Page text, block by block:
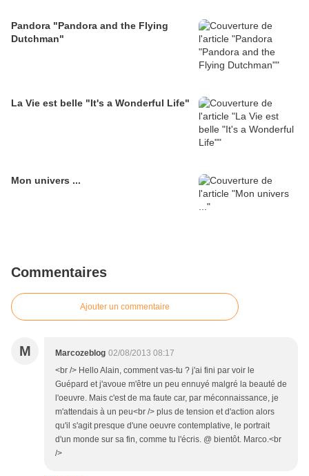
Pandora "Pandora and the Flying
Dutchman"
La Vie est belle "It's a Wonderful Life"
Mon univers ...
Commentaires
Ajouter un commentaire
M Marcozeblog 02/08/2013 08:17
<br /> Hello Alain, comment vas-tu ? j'ai fini par voir le
Guépard et j'avoue m'être un peu ennuyé malgré la beauté de
l'oeuvre. Mais c'est de ma faute car, par méconnaissance, je
m'attendais à un peu<br /> plus de tension et d'action alors
qu'il s'agit presque d'une oeuvre contemplative, le portrait
d'un monde sur sa fin, comme tu l'écris. @ bientôt. Marco.<br
/>